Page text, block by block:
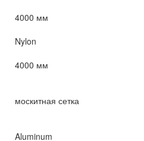
4000 мм
Nylon
4000 мм
москитная сетка
Aluminum